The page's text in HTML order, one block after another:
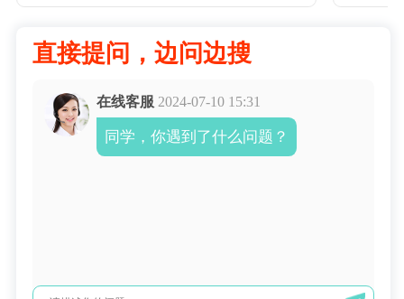
直接提问，边问边搜
在线客服 2024-07-10 15:31
同学，你遇到了什么问题？